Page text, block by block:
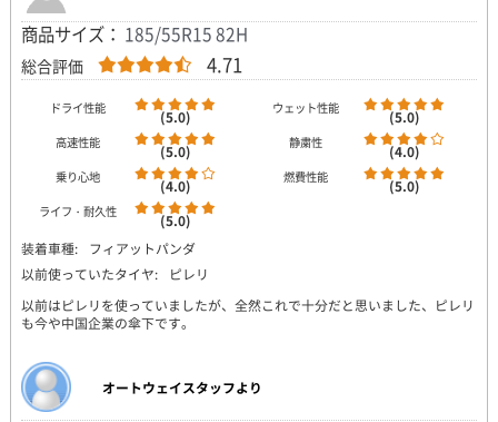
商品サイズ： 185/55R15 82H
総合評価 4.71
ドライ性能 (5.0) ウェット性能 (5.0)
高速性能 (5.0) 静粛性 (4.0)
乗り心地 (4.0) 燃費性能 (5.0)
ライフ・耐久性
(5.0)
装着車種:
フィアットパンダ
以前使っていたタイヤ:
ピレリ
以前はピレリを使っていましたが、全然これで十分だと思いました、ピレリ
も今や中国企業の傘下です。
オートウェイスタッフより